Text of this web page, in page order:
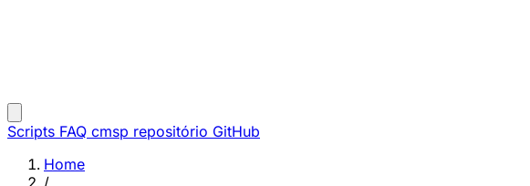
Scripts FAQ cmsp repositório GitHub
Home
/